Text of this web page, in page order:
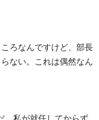
ろなんですけど、部長
ない。これは偶然なん
、私が就任してからず